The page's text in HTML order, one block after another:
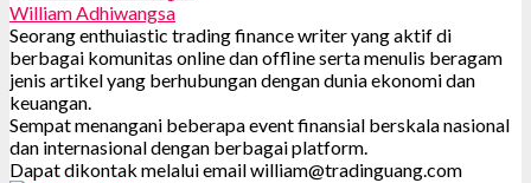
William Adhiwangsa
Seorang enthuiastic trading finance writer yang aktif di
berbagai komunitas online dan offline serta menulis beragam
jenis artikel yang berhubungan dengan dunia ekonomi dan
keuangan.
Sempat menangani beberapa event finansial berskala nasional
dan internasional dengan berbagai platform.
Dapat dikontak melalui email william@tradinguang.com